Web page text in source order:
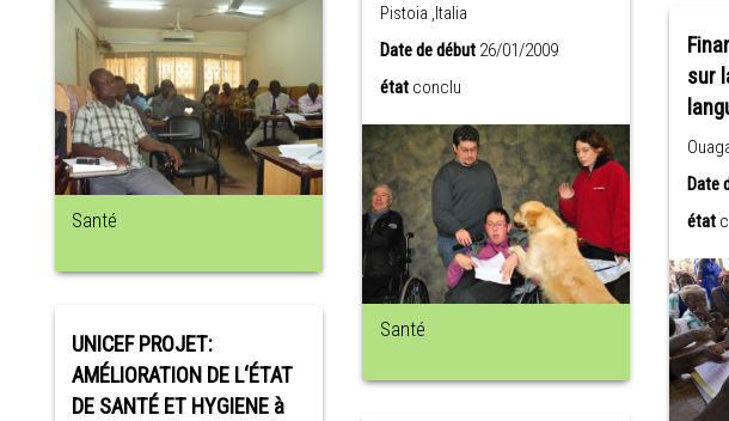
Santé
UNICEF PROJET:
AMÉLIORATION DE L‘ÉTAT
DE SANTÉ ET HYGIENE à
Pistoia ,Italia
Date de début26/01/2009
état conclu
Santé
sur la"Prévention SIDA" en
Date
état